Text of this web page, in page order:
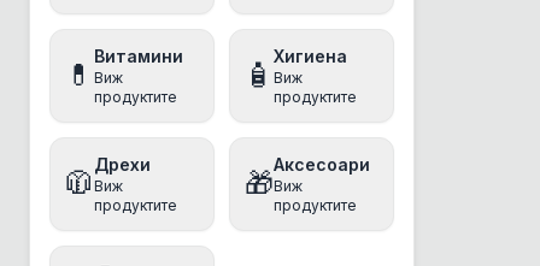
anipro
Antos
Applaws
Aquatec
Arm&Hammer
Athena
💊
Витамини
Виж
продуктите
🧴
Хигиена
Виж
продуктите
🧥
Дрехи
Виж
продуктите
🎁
Аксесоари
Виж
продуктите